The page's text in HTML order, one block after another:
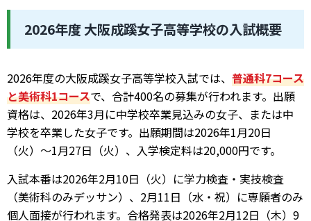
2026年度 大阪成蹊女子高等学校の入試概要
2026年度の大阪成蹊女子高等学校入試では、 普通科7コース
と美術科1コースで、合計400名の募集が行われます。出願
資格は、2026年3月に中学校卒業見込みの女子、または中
学校を卒業した女子です。出願期間は2026年1月20日
（火）〜1月27日（火）、入学検定料は20,000円です。
入試本番は2026年2月10日（火）に学力検査・実技検査
（美術科のみデッサン）、2月11日（水・祝）に専願者のみ
個人面接が行われます。合格発表は2026年2月12日（木）9